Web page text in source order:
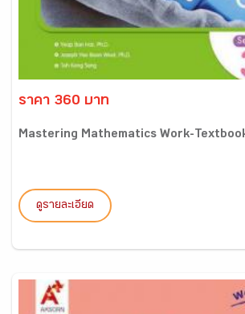
ราคา 360 บาท
Mastering Mathematics Work-
ดูรายละเอียด